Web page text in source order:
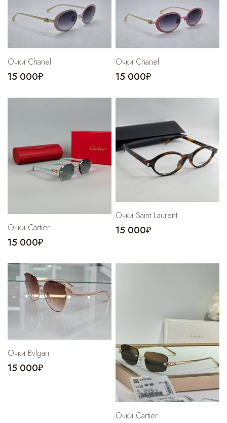
Очки Chanel
15 000₽
Очки Chanel
15 000₽
Очки Cartier
15 000₽
Очки Saint Laurent
15 000₽
Очки Bvlgari
15 000₽
Очки Cartier
Cпортивные брюки
Комбинезоны